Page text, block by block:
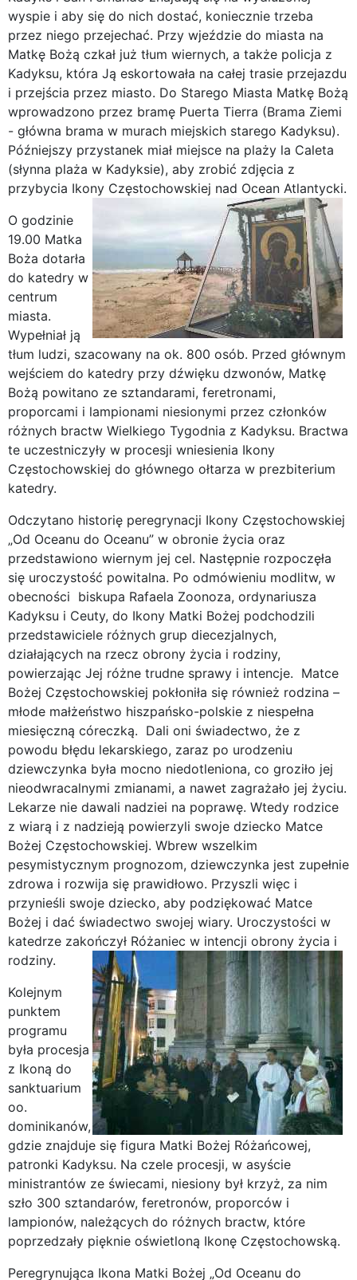
wyspie i aby się do nich dostać, koniecznie trzeba
przez niego przejechać. Przy wjeździe do miasta na
Matkę Bożą czkał już tłum wiernych, a także policja z
Kadyksu, która Ją eskortowała na całej trasie przejazdu
i przejścia przez miasto. Do Starego Miasta Matkę Bożą
wprowadzono przez bramę Puerta Tierra (Brama Ziemi
- główna brama w murach miejskich starego Kadyksu).
Późniejszy przystanek miał miejsce na plaży la Caleta
(słynna plaża w Kadyksie), aby zrobić zdjęcia z
przybycia Ikony Częstochowskiej nad Ocean Atlantycki.
O godzinie
19.00 Matka
Boża dotarła
do katedry w
centrum
miasta.
Wypełniał ją
tłum ludzi, szacowany na ok. 800 osób. Przed głównym
wejściem do katedry przy dźwięku dzwonów, Matkę
Bożą powitano ze sztandarami, feretronami,
proporcami i lampionami niesionymi przez członków
różnych bractw Wielkiego Tygodnia z Kadyksu. Bractwa
te uczestniczyły w procesji wniesienia Ikony
Częstochowskiej do głównego ołtarza w prezbiterium
katedry.
Odczytano historię peregrynacji Ikony Częstochowskiej
„Od Oceanu do Oceanu” w obronie życia oraz
przedstawiono wiernym jej cel. Następnie rozpoczęła
się uroczystość powitalna. Po odmówieniu modlitw, w
obecności biskupa Rafaela Zoonoza, ordynariusza
Kadyksu i Ceuty, do Ikony Matki Bożej podchodzili
przedstawiciele różnych grup diecezjalnych,
działających na rzecz obrony życia i rodziny,
powierzając Jej różne trudne sprawy i intencje. Matce
Bożej Częstochowskiej pokłoniła się również rodzina –
młode małżeństwo hiszpańsko-polskie z niespełna
miesięczną córeczką. Dali oni świadectwo, że z
powodu błędu lekarskiego, zaraz po urodzeniu
dziewczynka była mocno niedotleniona, co groziło jej
nieodwracalnymi zmianami, a nawet zagrażało jej życiu.
Lekarze nie dawali nadziei na poprawę. Wtedy rodzice
z wiarą i z nadzieją powierzyli swoje dziecko Matce
Bożej Częstochowskiej. Wbrew wszelkim
pesymistycznym prognozom, dziewczynka jest zupełnie
zdrowa i rozwija się prawidłowo. Przyszli więc i
przynieśli swoje dziecko, aby podziękować Matce
Bożej i dać świadectwo swojej wiary. Uroczystości w
katedrze zakończył Różaniec w intencji obrony życia i
rodziny.
Kolejnym
punktem
programu
była procesja
z Ikoną do
sanktuarium
oo.
dominikanów,
gdzie znajduje się figura Matki Bożej Różańcowej,
patronki Kadyksu. Na czele procesji, w asyście
ministrantów ze świecami, niesiony był krzyż, za nim
szło 300 sztandarów, feretronów, proporców i
lampionów, należących do różnych bractw, które
poprzedzały pięknie oświetloną Ikonę Częstochowską.
Peregrynująca Ikona Matki Bożej „Od Oceanu do